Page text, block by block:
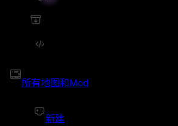
所有地图和Mod
新建